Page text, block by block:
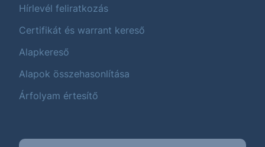
Hírlevél feliratkozás
Certifikát és warrant kereső
Alapkereső
Alapok összehasonlítása
Árfolyam értesítő